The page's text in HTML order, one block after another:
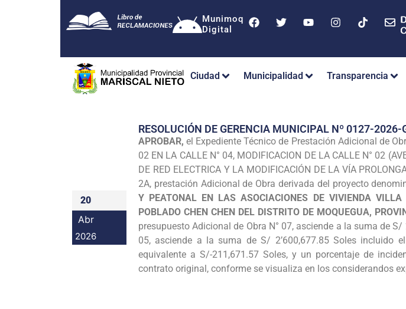
Munimoq
Digital
Ciudad Municipalidad Transparencia
20
Abr
2026
RESOLUCIÓN DE GERENCIA MUNICIPAL Nº 0127-
APROBAR, el Expediente Técnico de Prestación Adicional de
02 EN LA CALLE N° 04, MODIFICACION DE LA CALLE N° 02
DE RED ELECTRICA Y LA MODIFICACIÓN DE LA VÍA
2A, prestación Adicional de Obra derivada del proyecto
Y PEATONAL EN LAS ASOCIACIONES DE VIVIENDA
POBLADO CHEN CHEN DEL DISTRITO DE MOQUEGUA,
presupuesto Adicional de Obra N° 07, asciende a la suma de
05, asciende a la suma de S/ 2’600,677.85 Soles incluido
equivalente a S/-211,671.57 Soles, y un porcentaje de
contrato original, conforme se visualiza en los considerandos